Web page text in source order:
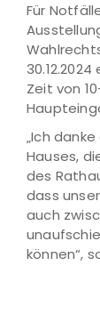
Für
Zeit von
„Ich
Hauses,
des
dass
auch
können“,